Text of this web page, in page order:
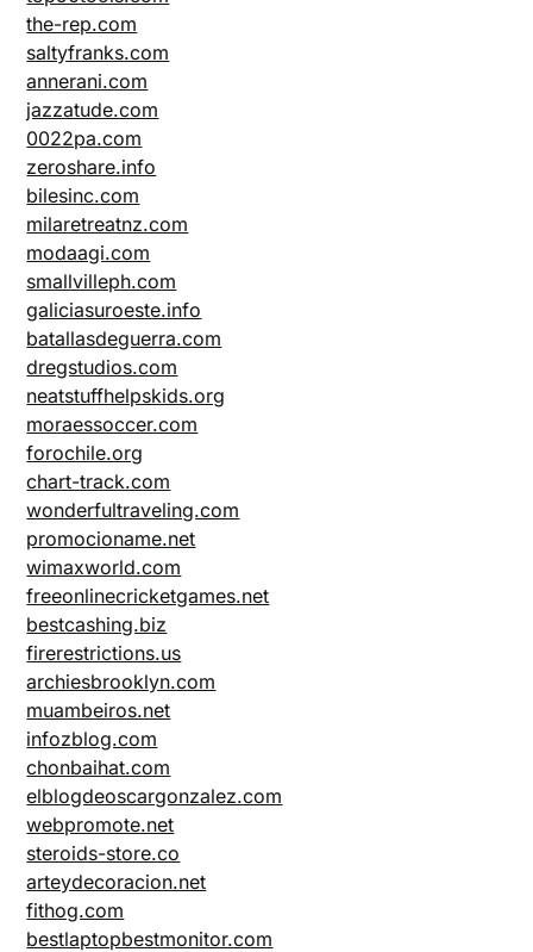
the-rep.com
saltyfranks.com
annerani.com
jazzatude.com
0022pa.com
zeroshare.info
bilesinc.com
milaretreatnz.com
modaagi.com
smallvilleph.com
galiciasuroeste.info
batallasdeguerra.com
dregstudios.com
neatstuffhelpskids.org
moraessoccer.com
forochile.org
chart-track.com
wonderfultraveling.com
promocioname.net
wimaxworld.com
freeonlinecricketgames.net
bestcashing.biz
firerestrictions.us
archiesbrooklyn.com
muambeiros.net
infozblog.com
chonbaihat.com
elblogdeoscargonzalez.com
webpromote.net
steroids-store.co
arteydecoracion.net
fithog.com
bestlaptopbestmonitor.com